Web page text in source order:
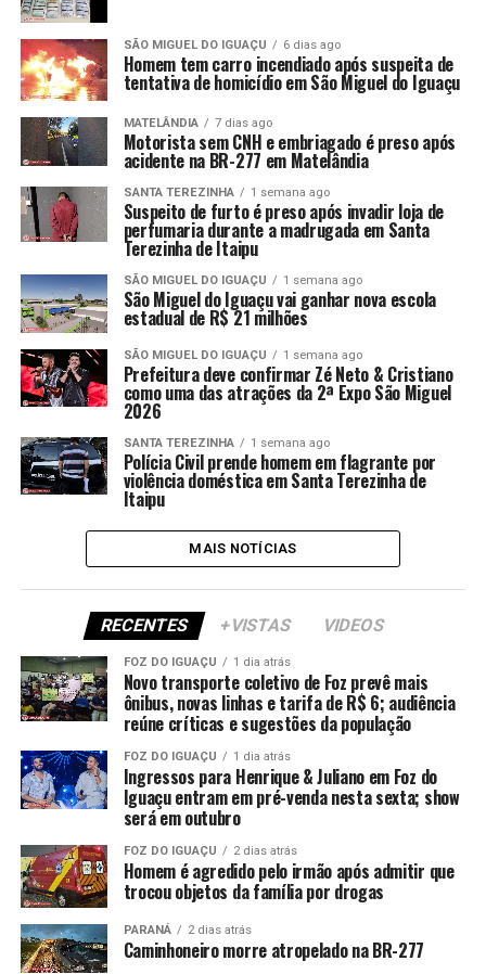
SÃO MIGUEL DO IGUAÇU 6 dias ago
Homem tem carro incendiado após suspeita de
tentativa de homicídio em São Miguel do Iguaçu
MATELÂNDIA 7 dias ago
Motorista sem CNH e embriagado é preso após
acidente na BR-277 em Matelândia
SANTA TEREZINHA 1 semana ago
Suspeito de furto é preso após invadir loja de
perfumaria durante a madrugada em Santa
Terezinha de Itaipu
SÃO MIGUEL DO IGUAÇU 1 semana ago
São Miguel do Iguaçu vai ganhar nova escola
estadual de R$ 21 milhões
SÃO MIGUEL DO IGUAÇU 1 semana ago
Prefeitura deve confirmar Zé Neto & Cristiano
como uma das atrações da 2ª Expo São Miguel
2026
SANTA TEREZINHA 1 semana ago
Polícia Civil prende homem em flagrante por
violência doméstica em Santa Terezinha de
Itaipu
MAIS NOTÍCIAS
RECENTES +VISTAS VIDEOS
FOZ DO IGUAÇU 1 dia atrás
Novo transporte coletivo de Foz prevê mais
ônibus, novas linhas e tarifa de R$ 6; audiência
reúne críticas e sugestões da população
FOZ DO IGUAÇU 1 dia atrás
Ingressos para Henrique & Juliano em Foz do
Iguaçu entram em pré-venda nesta sexta; show
será em outubro
FOZ DO IGUAÇU 2 dias atrás
Homem é agredido pelo irmão após admitir que
trocou objetos da família por drogas
PARANÁ 2 dias atrás
Caminhoneiro morre atropelado na BR-277